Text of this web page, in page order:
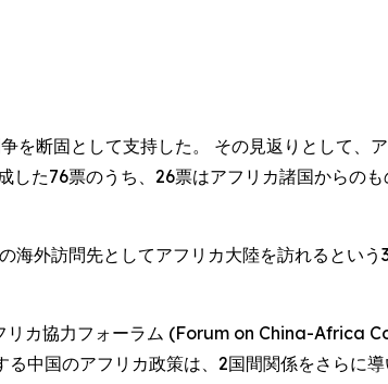
断固として支持した。 その見返りとして、
た76票のうち、26票はアフリカ諸国からの
外訪問先としてアフリカ大陸を訪れるという
カ協力フォーラム (Forum on China-Africa
中国のアフリカ政策は、2国間関係をさらに